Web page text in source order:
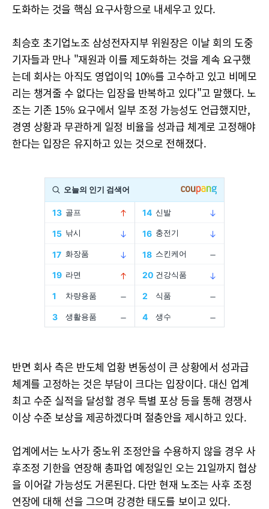
도화하는 것을 핵심 요구사항으로 내세우고 있다.
최승호 초기업노조 삼성전자지부 위원장은 이날 회의 도중
기자들과 만나 "재원과 이를 제도화하는 것을 계속 요구했
는데 회사는 아직도 영업이익 10%를 고수하고 있고 비메모
리는 챙겨줄 수 없다는 입장을 반복하고 있다"고 말했다. 노
조는 기존 15% 요구에서 일부 조정 가능성도 언급했지만,
경영 상황과 무관하게 일정 비율을 성과급 체계로 고정해야
한다는 입장은 유지하고 있는 것으로 전해졌다.
반면 회사 측은 반도체 업황 변동성이 큰 상황에서 성과급
체계를 고정하는 것은 부담이 크다는 입장이다. 대신 업계
최고 수준 실적을 달성할 경우 특별 포상 등을 통해 경쟁사
이상 수준 보상을 제공하겠다며 절충안을 제시하고 있다.
업계에서는 노사가 중노위 조정안을 수용하지 않을 경우 사
후조정 기한을 연장해 총파업 예정일인 오는 21일까지 협상
을 이어갈 가능성도 거론된다. 다만 현재 노조는 사후 조정
연장에 대해 선을 그으며 강경한 태도를 보이고 있다.